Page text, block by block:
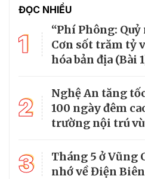
ĐỌC NHIỀU
1
“Phí Phông:
Cơn sốt trăm tỷ
hóa bản địa (Bài
2
Nghệ An tăng
100 ngày đêm
trường nội trú
3
Tháng 5 ở Vũng
nhớ về Điện